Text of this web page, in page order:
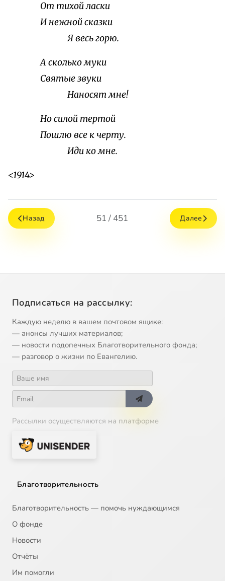
От тихой ласки
И нежной сказки
Я весь горю.
А сколько муки
Святые звуки
Наносят мне!
Но силой тертой
Пошлю все к черту.
Иди ко мне.
<1914>
Назад 51 / 451 Далее
Подписаться на рассылку:
Каждую неделю в вашем почтовом ящике:
— анонсы лучших материалов;
— новости подопечных Благотворительного фонда;
— разговор о жизни по Евангелию.
Рассылки осуществляются на платформе
Благотворительность
Благотворительность — помочь нуждающимся
О фонде
Новости
Отчёты
Им помогли